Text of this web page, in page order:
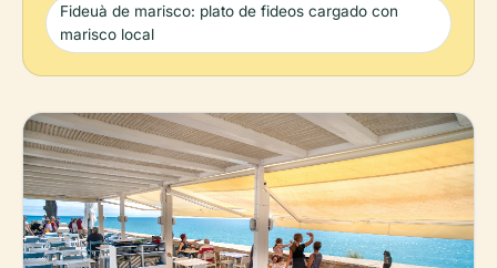
Fideuà de marisco: plato de fideos cargado con
marisco local